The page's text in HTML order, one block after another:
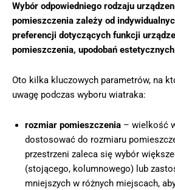
Wybór odpowiedniego rodzaju
pomieszczenia zależy od
preferencji dotyczących funkcji
pomieszczenia, upodobań
Oto kilka kluczowych parametrów, na
uwagę podczas wyboru wiatraka:
rozmiar pomieszczenia – wielkość
dostosować do rozmiaru
przestrzeni zaleca się wybór
(stojącego, kolumnowego) lub
mniejszych w różnych miejscach,